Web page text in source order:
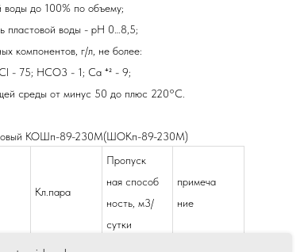
воды до 100% по объему;
пластовой воды - рН 0…8,5;
компонентов, г/л, не более:
- 75; HCO3 - 1; Ca ⁺² - 9;
среды от минус 50 до плюс 220°С.
КОШп-89-230M(ШОКп-89-230M)
Кл.пара
Пропуск
ная способ
ность, м3/
сутки
примеча
ние
V11-230ТС1